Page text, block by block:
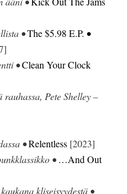
•The $5.98 E.P. •
•Clean Your Clock
rauhassa, Pete Shelley –
•Relentless [2023]
• …And Out
kliseisyydestä •